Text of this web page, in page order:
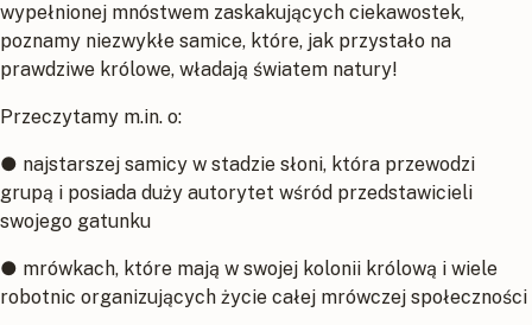
wypełnionej mnóstwem zaskakujących ciekawostek,
poznamy niezwykłe samice, które, jak przystało na
prawdziwe królowe, władają światem natury!
Przeczytamy m.in. o:
● najstarszej samicy w stadzie słoni, która przewodzi
grupą i posiada duży autorytet wśród przedstawicieli
swojego gatunku
● mrówkach, które mają w swojej kolonii królową i wiele
robotnic organizujących życie całej mrówczej społeczności